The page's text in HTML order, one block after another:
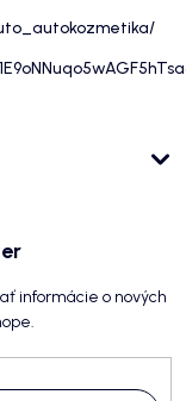
informácie o nových